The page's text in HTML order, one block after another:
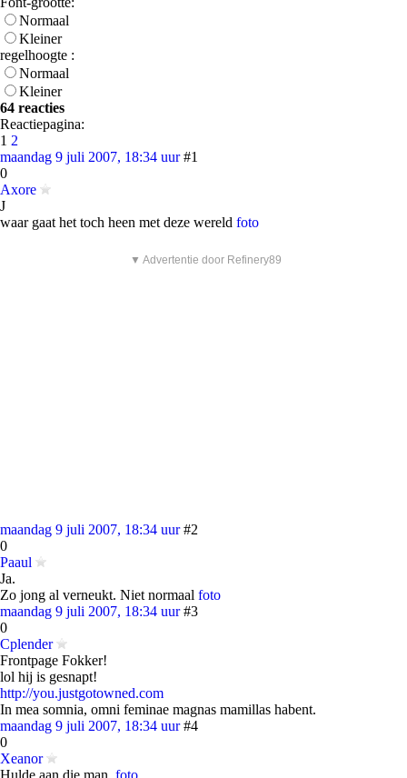
Normaal
Kleiner
regelhoogte :
Normaal
Kleiner
64 reacties
Reactiepagina:
1 2
maandag 9 juli 2007, 18:34 uur #1
0
Axore
J
waar gaat het toch heen met deze wereld foto
▼ Advertentie door Refinery89
maandag 9 juli 2007, 18:34 uur #2
0
Paaul
Ja.
Zo jong al verneukt. Niet normaal foto
maandag 9 juli 2007, 18:34 uur #3
0
Cplender
Frontpage Fokker!
lol hij is gesnapt!
http://you.justgotowned.com
In mea somnia, omni feminae magnas mamillas habent.
maandag 9 juli 2007, 18:34 uur #4
0
Xeanor
Hulde aan die man. foto